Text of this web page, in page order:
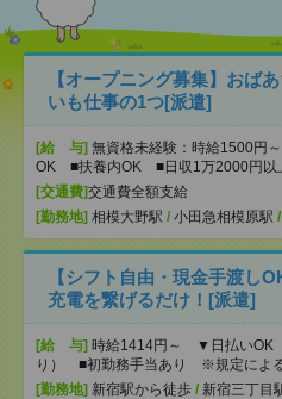
【オープニング募集】おば
いも仕事の1つ[派遣]
[給 与] 無資格未経験：時給1500円
OK ■扶養内OK ■日収1万2000円以
[交通費]交通費全額支給
[勤務地] 相模大野駅 / 小田急相模原駅 /
【シフト自由・現金手渡し
充電を繋げるだけ！[派遣]
[給 与] 時給1414円～ ▼日払いOK
り） ■初勤務手当あり ※規定によ
[勤務地] 新宿駅から徒歩 / 新宿三丁目